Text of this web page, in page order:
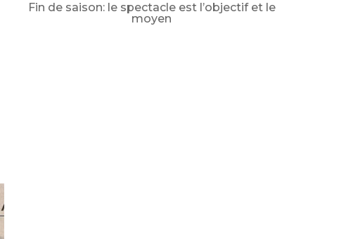
Fin de saison: le spectacle est l’objectif et le
moyen